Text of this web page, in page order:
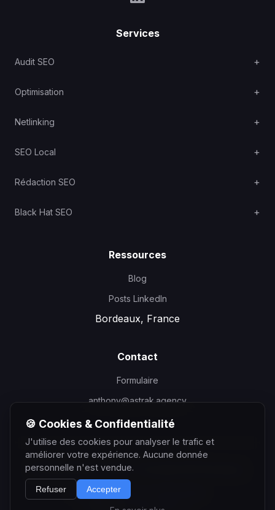
Services
Audit SEO
Optimisation
Netlinking
SEO Local
Rédaction SEO
Black Hat SEO
Ressources
Blog
Posts LinkedIn
Bordeaux, France
Contact
Formulaire
anthony@astrak.agency
©2026Anthony Courtin - Consultant SEO Bordeaux
Mentions Légales
Partenaire
Astrak Agency
🍪 Cookies & Confidentialité
J'utilise des cookies pour analyser le trafic et
améliorer votre expérience. Aucune donnée
personnelle n'est vendue.
Refuser Accepter